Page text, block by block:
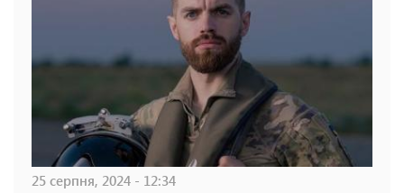
25 серпня, 2024 - 12:34